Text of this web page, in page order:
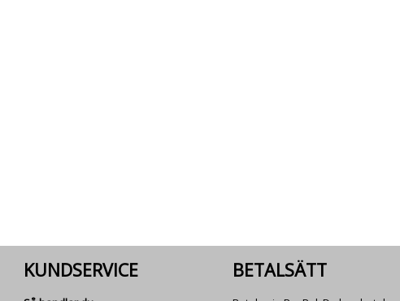
KUNDSERVICE BETALSÄTT